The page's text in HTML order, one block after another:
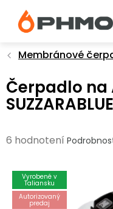
obsah
Membránové
Čerpadlo na
Priemerné
5,0
6 hodnotení
Vyrobené v
Taliansku
Autorizovaný
predaj